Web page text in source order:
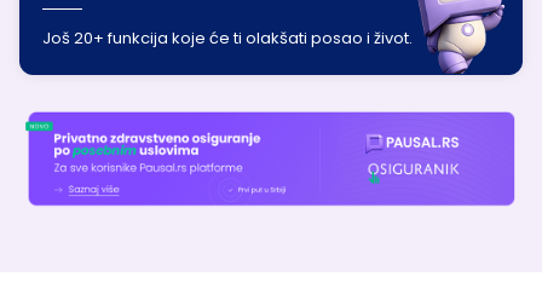
Još 20+ funkcija koje će ti olakšati posao i život.